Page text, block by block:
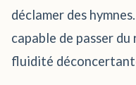
déclamer des
capable de passer
fluidité